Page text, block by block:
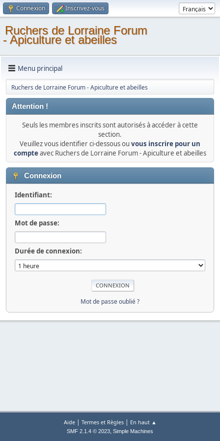
Connexion Inscrivez-vous
Ruchers de Lorraine Forum
- Apiculture et abeilles
Menu principal
Ruchers de Lorraine Forum - Apiculture et abeilles
Attention !
Seuls les membres inscrits sont autorisés à accéder à cette
section.
Veuillez vous identifier ci-dessous ou vous inscrire pour un
compteavec Ruchers de Lorraine Forum - Apiculture et abeilles
Connexion
Identifiant:
Mot de passe:
Durée de connexion:
Mot de passe oublié ?
Aide| Termes et Règles| En haut ▲
SMF 2.1.4 © 2023, Simple Machines